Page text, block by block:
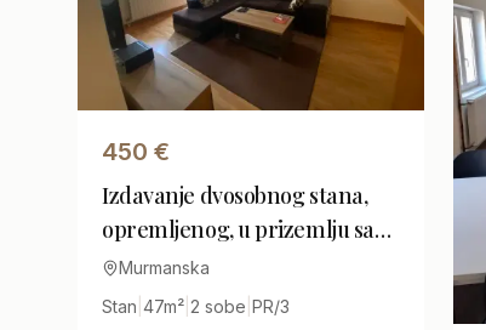
450€
Izdavanje dvosobnog stana,
opremljenog, u prizemlju sa
dvoristem
Murmanska